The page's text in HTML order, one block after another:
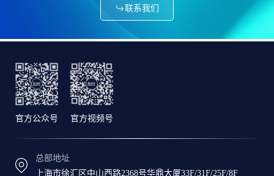
联系我们
官方公众号 官方视频号
总部地址
上海市徐汇区中山西路2368号华鼎大厦33F/31F/25F/8F